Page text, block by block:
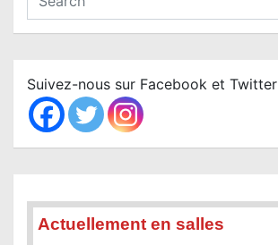
a
c
h
Suivez-nous sur Facebook et Twitter
Actuellement en salles